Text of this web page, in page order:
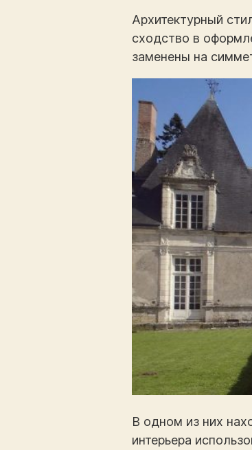
Архитектурный
сходство в
заменены на
В одном из них
интерьера